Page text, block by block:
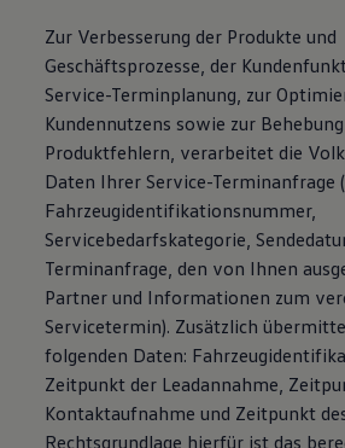
Zur Verbesserung der Produkte und
Geschäftsprozesse, der
Service-Terminplanung, zur
Kundennutzens sowie zur
Produktfehlern, verarbeitet die
Daten Ihrer Service-Terminanfrage
Fahrzeugidentifikationsnummer,
Servicebedarfskategorie,
Terminanfrage, den von Ihnen
Partner und Informationen zum
Servicetermin). Zusätzlich
folgenden Daten:
Zeitpunkt der Leadannahme,
Kontaktaufnahme und Zeitpunkt
Rechtsgrundlage hierfür ist das